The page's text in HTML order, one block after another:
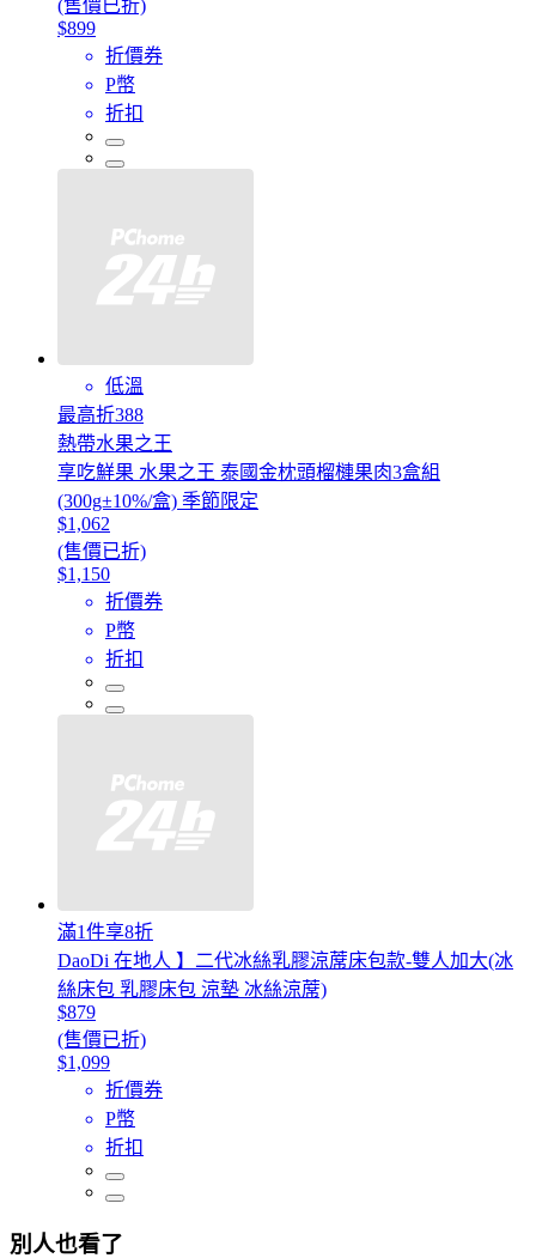
(售價已折)
$899
折價券
P幣
折扣
低溫
最高折388
熱帶水果之王
享吃鮮果 水果之王 泰國金枕頭榴槤果肉3盒組
(300g±10%/盒) 季節限定
$1,062
(售價已折)
$1,150
折價券
P幣
折扣
滿1件享8折
DaoDi 在地人 】二代冰絲乳膠涼蓆床包款-雙人加大(冰
絲床包 乳膠床包 涼墊 冰絲涼蓆)
$879
(售價已折)
$1,099
折價券
P幣
折扣
別人也看了